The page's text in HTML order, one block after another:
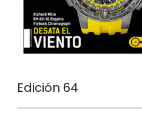
Edición 64